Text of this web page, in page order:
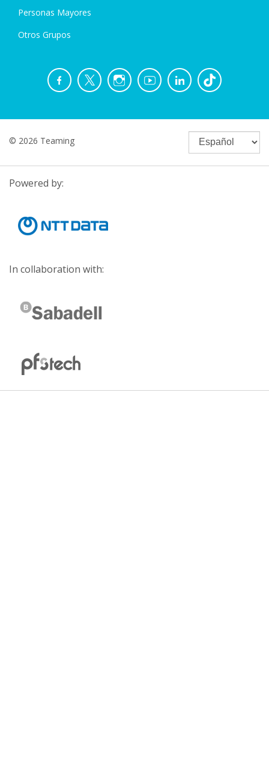
Personas Mayores
Otros Grupos
© 2026 Teaming
Powered by:
In collaboration with: